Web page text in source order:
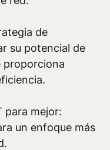
de
su potencial de
proporciona
para mejor:
un enfoque más